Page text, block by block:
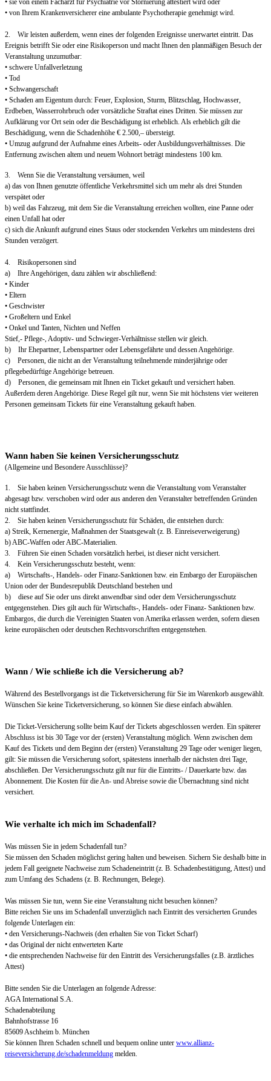
• sie von einem Facharzt für Psychiatrie vor Stornierung attestiert wird oder
• von Ihrem Krankenversicherer eine ambulante Psychotherapie genehmigt wird.
2. Wir leisten außerdem, wenn eines der folgenden Ereignisse unerwartet eintritt. Das
Ereignis betrifft Sie oder eine Risikoperson und macht Ihnen den planmäßigen Besuch der
Veranstaltung unzumutbar:
• schwere Unfallverletzung
• Tod
• Schwangerschaft
• Schaden am Eigentum durch: Feuer, Explosion, Sturm, Blitzschlag, Hochwasser,
Erdbeben, Wasserrohrbruch oder vorsätzliche Straftat eines Dritten. Sie müssen zur
Aufklärung vor Ort sein oder die Beschädigung ist erheblich. Als erheblich gilt die
Beschädigung, wenn die Schadenhöhe € 2.500,– übersteigt.
• Umzug aufgrund der Aufnahme eines Arbeits- oder Ausbildungsverhältnisses. Die
Entfernung zwischen altem und neuem Wohnort beträgt mindestens 100 km.
3. Wenn Sie die Veranstaltung versäumen, weil
a) das von Ihnen genutzte öffentliche Verkehrsmittel sich um mehr als drei Stunden
verspätet oder
b) weil das Fahrzeug, mit dem Sie die Veranstaltung erreichen wollten, eine Panne oder
einen Unfall hat oder
c) sich die Ankunft aufgrund eines Staus oder stockenden Verkehrs um mindestens drei
Stunden verzögert.
4. Risikopersonen sind
a) Ihre Angehörigen, dazu zählen wir abschließend:
• Kinder
• Eltern
• Geschwister
• Großeltern und Enkel
• Onkel und Tanten, Nichten und Neffen
Stief,- Pflege-, Adoptiv- und Schwieger-Verhältnisse stellen wir gleich.
b) Ihr Ehepartner, Lebenspartner oder Lebensgefährte und dessen Angehörige.
c) Personen, die nicht an der Veranstaltung teilnehmende minderjährige oder
pflegebedürftige Angehörige betreuen.
d) Personen, die gemeinsam mit Ihnen ein Ticket gekauft und versichert haben.
Außerdem deren Angehörige. Diese Regel gilt nur, wenn Sie mit höchstens vier weiteren
Personen gemeinsam Tickets für eine Veranstaltung gekauft haben.
Wann haben Sie keinen Versicherungsschutz
(Allgemeine und Besondere Ausschlüsse)?
1. Sie haben keinen Versicherungsschutz wenn die Veranstaltung vom Veranstalter
abgesagt bzw. verschoben wird oder aus anderen den Veranstalter betreffenden Gründen
nicht stattfindet.
2. Sie haben keinen Versicherungsschutz für Schäden, die entstehen durch:
a) Streik, Kernenergie, Maßnahmen der Staatsgewalt (z. B. Einreiseverweigerung)
b) ABC-Waffen oder ABC-Materialien.
3. Führen Sie einen Schaden vorsätzlich herbei, ist dieser nicht versichert.
4. Kein Versicherungsschutz besteht, wenn:
a) Wirtschafts-, Handels- oder Finanz-Sanktionen bzw. ein Embargo der Europäischen
Union oder der Bundesrepublik Deutschland bestehen und
b) diese auf Sie oder uns direkt anwendbar sind oder dem Versicherungsschutz
entgegenstehen. Dies gilt auch für Wirtschafts-, Handels- oder Finanz- Sanktionen bzw.
Embargos, die durch die Vereinigten Staaten von Amerika erlassen werden, sofern diesen
keine europäischen oder deutschen Rechtsvorschriften entgegenstehen.
Wann / Wie schließe ich die Versicherung ab?
Während des Bestellvorgangs ist die Ticketversicherung für Sie im Warenkorb ausgewählt.
Wünschen Sie keine Ticketversicherung, so können Sie diese einfach abwählen.
Die Ticket-Versicherung sollte beim Kauf der Tickets abgeschlossen werden. Ein späterer
Abschluss ist bis 30 Tage vor der (ersten) Veranstaltung möglich. Wenn zwischen dem
Kauf des Tickets und dem Beginn der (ersten) Veranstaltung 29 Tage oder weniger liegen,
gilt: Sie müssen die Versicherung sofort, spätestens innerhalb der nächsten drei Tage,
abschließen. Der Versicherungsschutz gilt nur für die Eintritts- / Dauerkarte bzw. das
Abonnement. Die Kosten für die An- und Abreise sowie die Übernachtung sind nicht
versichert.
Wie verhalte ich mich im Schadenfall?
Was müssen Sie in jedem Schadenfall tun?
Sie müssen den Schaden möglichst gering halten und beweisen. Sichern Sie deshalb bitte in
jedem Fall geeignete Nachweise zum Schadeneintritt (z. B. Schadenbestätigung, Attest) und
zum Umfang des Schadens (z. B. Rechnungen, Belege).
Was müssen Sie tun, wenn Sie eine Veranstaltung nicht besuchen können?
Bitte reichen Sie uns im Schadenfall unverzüglich nach Eintritt des versicherten Grundes
folgende Unterlagen ein:
• den Versicherungs-Nachweis (den erhalten Sie von Ticket Scharf)
• das Original der nicht entwerteten Karte
• die entsprechenden Nachweise für den Eintritt des Versicherungsfalles (z.B. ärztliches
Attest)
Bitte senden Sie die Unterlagen an folgende Adresse:
AGA International S.A.
Schadenabteilung
Bahnhofstrasse 16
85609 Aschheim b. München
Sie können Ihren Schaden schnell und bequem online unter www.allianz-
reiseversicherung.de/schadenmeldung melden.